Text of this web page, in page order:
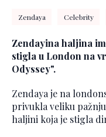
Zendaya Celebrity
Zendayina haljina
stigla u London na
Odyssey".
Zendaya je na
privukla veliku
haljini koja je stigla